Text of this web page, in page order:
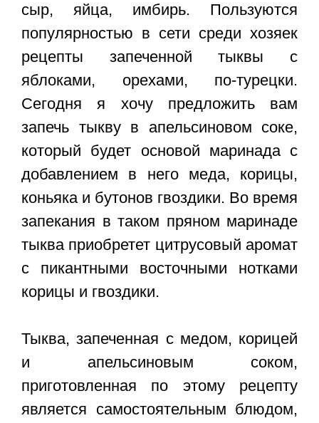
сыр, яйца, имбирь. Пользуются
популярностью в сети среди хозяек
рецепты запеченной тыквы с
яблоками, орехами, по-турецки.
Сегодня я хочу предложить вам
запечь тыкву в апельсиновом соке,
который будет основой маринада с
добавлением в него меда, корицы,
коньяка и бутонов гвоздики. Во время
запекания в таком пряном маринаде
тыква приобретет цитрусовый аромат
с пикантными восточными нотками
корицы и гвоздики.
Тыква, запеченная с медом, корицей
и апельсиновым соком,
приготовленная по этому рецепту
является самостоятельным блюдом,